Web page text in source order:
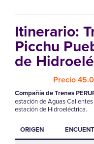
Itinerario:
Picchu
de
Precio
Compañía de Trenes
estación de Aguas
estación de Hidroeléctrica.
ORIGEN